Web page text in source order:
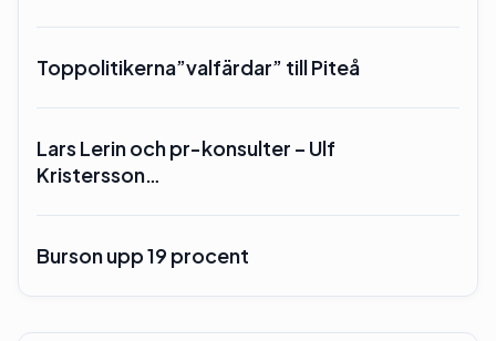
Toppolitikerna”valfärdar” till Piteå
Lars Lerin och pr-konsulter – Ulf
Kristersson…
Burson upp 19 procent